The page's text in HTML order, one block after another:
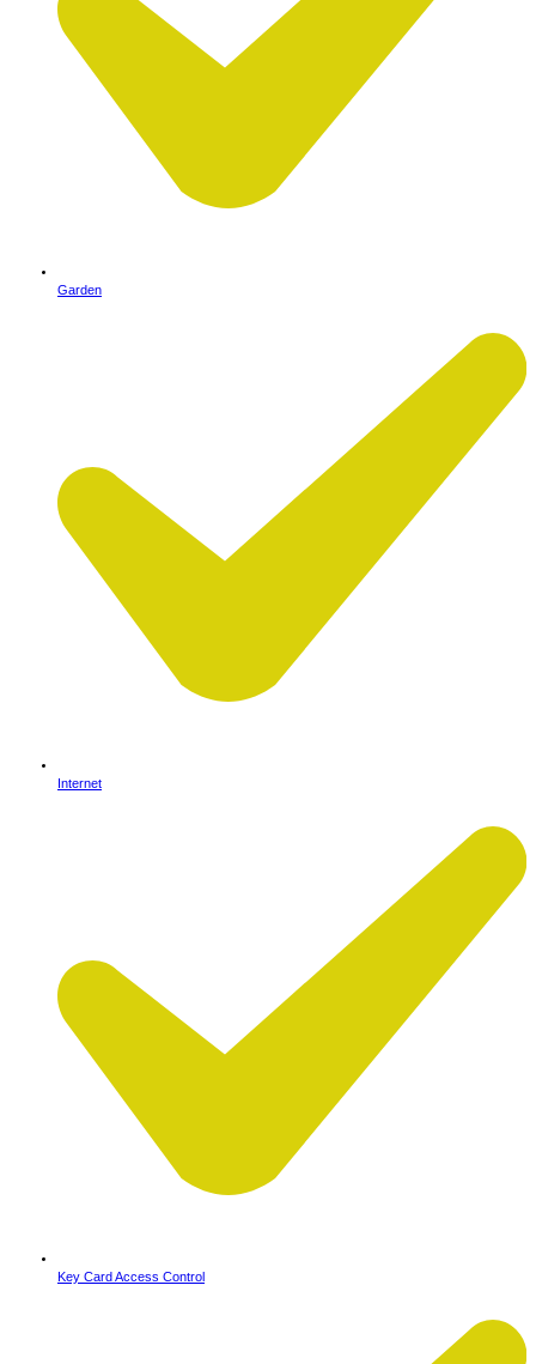
Garden
Internet
Key Card Access Control